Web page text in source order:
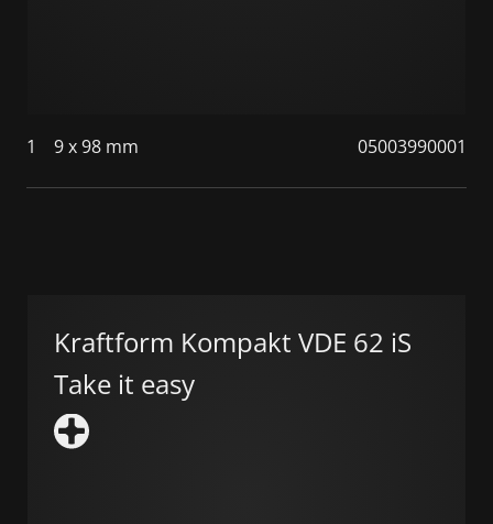
1 9 x 98 mm 05003990001
Kraftform Kompakt VDE 62 iS
Take it easy